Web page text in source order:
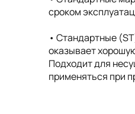
сроком
• Стандартные
оказывает
Подходит для
применяться при